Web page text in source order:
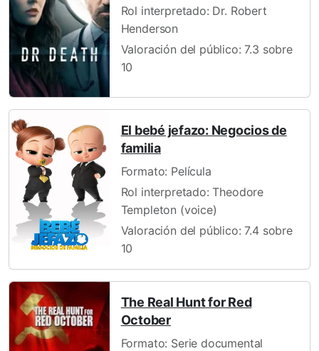
Rol interpretado: Dr. Robert
Henderson
Valoración del público: 7.3 sobre
10
El bebé jefazo: Negocios de
familia
Formato: Película
Rol interpretado: Theodore
Templeton (voice)
Valoración del público: 7.4 sobre
10
The Real Hunt for Red
October
Formato: Serie documental